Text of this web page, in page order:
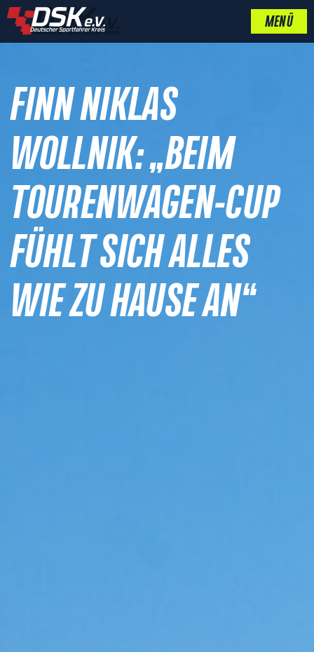
MENÜ
FINN NIKLAS
WOLLNIK: „BEIM
TOURENWAGEN-CUP
FÜHLT SICH ALLES
WIE ZU HAUSE AN“